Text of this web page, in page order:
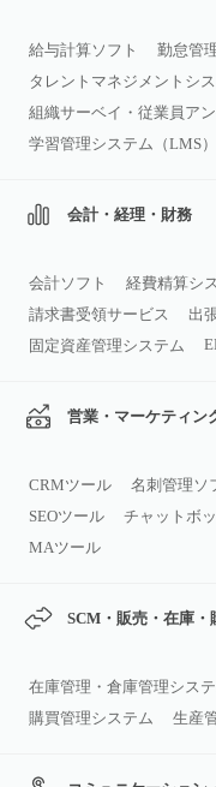
給与計算ソフト 勤怠管
タレントマネジメントシス
組織サーベイ・従業員ア
学習管理システム（LMS）
会計・経理・財務
会計ソフト 経費精算シ
請求書受領サービス
出
固定資産管理システム
営業・マーケティン
CRMツール 名刺管理ソ
SEOツール
チャットボ
MAツール
SCM・販売・在庫・
在庫管理・倉庫管理シス
購買管理システム
生産